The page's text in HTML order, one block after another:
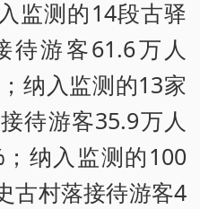
监测的14段古驿
待游客61.6万人
纳入监测的13家
待游客35.9万人
纳入监测的100
古村落接待游客4